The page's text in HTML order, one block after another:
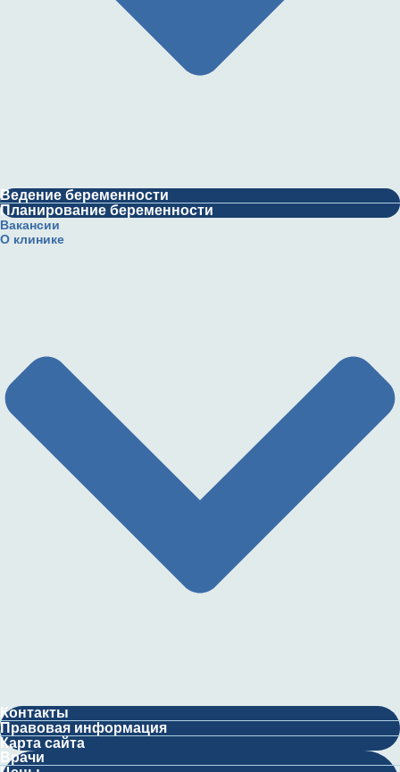
Ведение беременности
Планирование беременности
Вакансии
О клинике
Контакты
Правовая информация
Карта сайта
Врачи